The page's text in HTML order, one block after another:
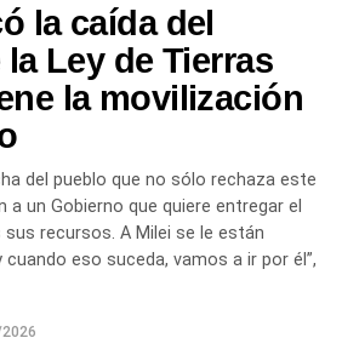
la caída del
Ley de Tierras
la movilización
del pueblo que no sólo rechaza este
un Gobierno que quiere entregar el
recursos. A Milei se le están
eso suceda, vamos a ir por él”,